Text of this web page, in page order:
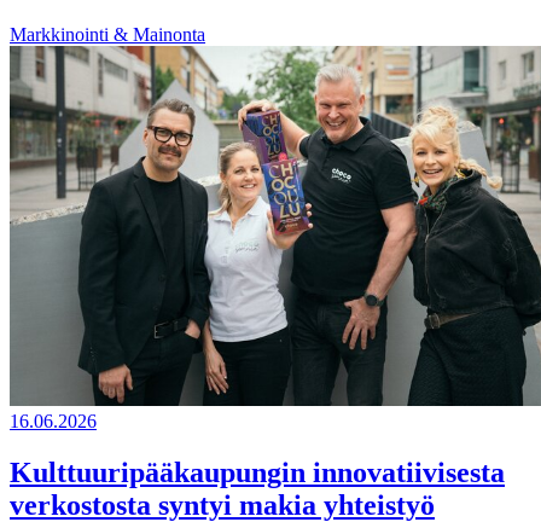
Markkinointi & Mainonta
16.06.2026
Kulttuuripääkaupungin innovatiivisesta
verkostosta syntyi makia yhteistyö